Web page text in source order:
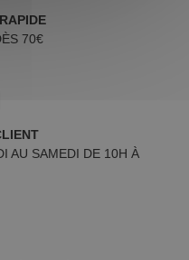
70€
AU SAMEDI DE 10H À